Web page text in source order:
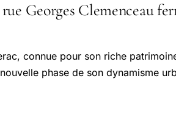
Georges Clemenceau
connue pour son riche
phase de son dynamisme